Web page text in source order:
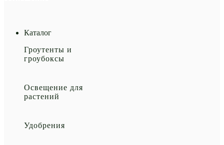
Каталог
Гроутенты и
гроубоксы
Освещение для
растений
Удобрения